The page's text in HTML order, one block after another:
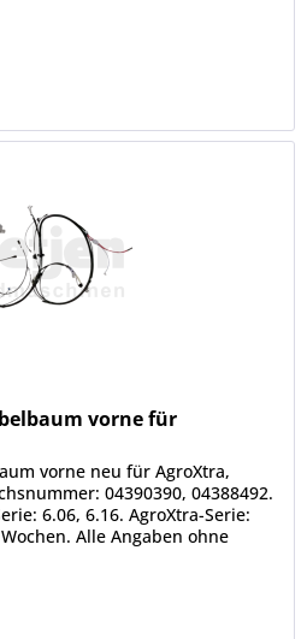
vorne für
vorne neu für AgroXtra,
04390390, 04388492.
6.06, 6.16. AgroXtra-Serie:
Alle Angaben ohne